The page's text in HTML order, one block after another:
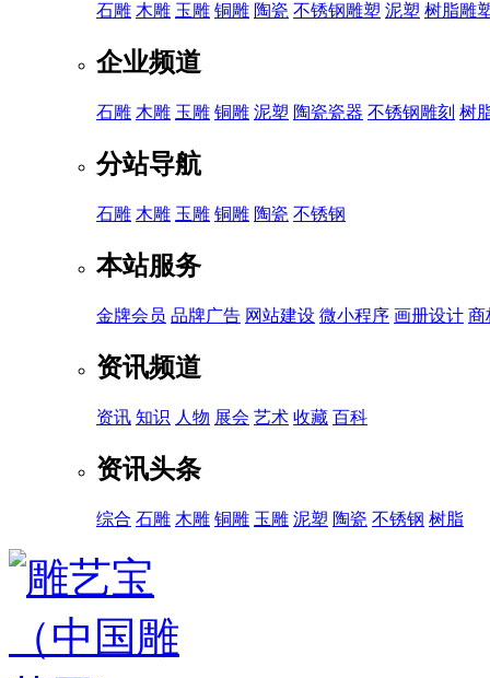
石雕 木雕 玉雕 铜雕 陶瓷 不锈钢雕塑 泥塑 树脂雕
企业频道
石雕 木雕 玉雕 铜雕 泥塑 陶瓷瓷器 不锈钢雕刻 树
分站导航
石雕 木雕 玉雕 铜雕 陶瓷 不锈钢
本站服务
金牌会员 品牌广告 网站建设 微小程序 画册设计 商
资讯频道
资讯 知识 人物 展会 艺术 收藏 百科
资讯头条
综合 石雕 木雕 铜雕 玉雕 泥塑 陶瓷 不锈钢 树脂